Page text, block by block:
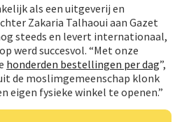
als een uitgeverij en
Zakaria Talhaoui aan Gazet
steeds en levert internationaal,
werd succesvol. “Met onze
honderden bestellingen per dag”,
de moslimgemeenschap klonk
eigen fysieke winkel te openen.”